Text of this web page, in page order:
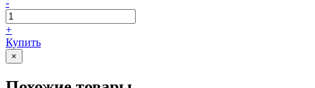
-
+
Купить
×